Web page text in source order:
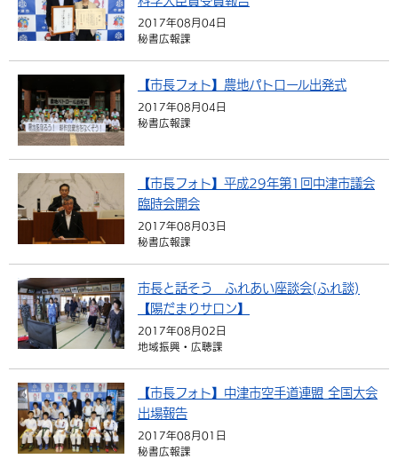
2017年08月04日
秘書広報課
【市長フォト】農地パトロール出発式
2017年08月04日
秘書広報課
【市長フォト】平成29年第1回中津市議会
臨時会開会
2017年08月03日
秘書広報課
市長と話そう ふれあい座談会(ふれ談)
【陽だまりサロン】
2017年08月02日
地域振興・広聴課
【市長フォト】中津市空手道連盟 全国大会
出場報告
2017年08月01日
秘書広報課